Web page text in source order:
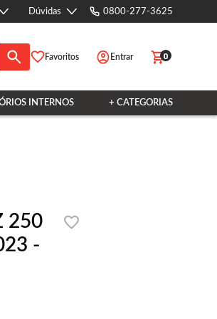
Dúvidas 0800-277-3625
Favoritos Entrar 0
INTERNOS + CATEGORIAS
250
-